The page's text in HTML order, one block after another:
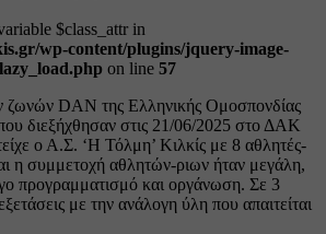
$class_attr in
wp-content/plugins/jquery-image-
on line 57
ζωνών DAN της Ελληνικής Ομοσπονδίας
διεξήχθησαν στις 21/06/2025 στο ΔΑΚ
ο Α.Σ. ‘Η Τόλμη’ Κιλκίς με 8 αθλητές-
η συμμετοχή αθλητών-ριων ήταν μεγάλη,
προγραμματισμό και οργάνωση. Σε 3
με την ανάλογη ύλη που απαιτείται